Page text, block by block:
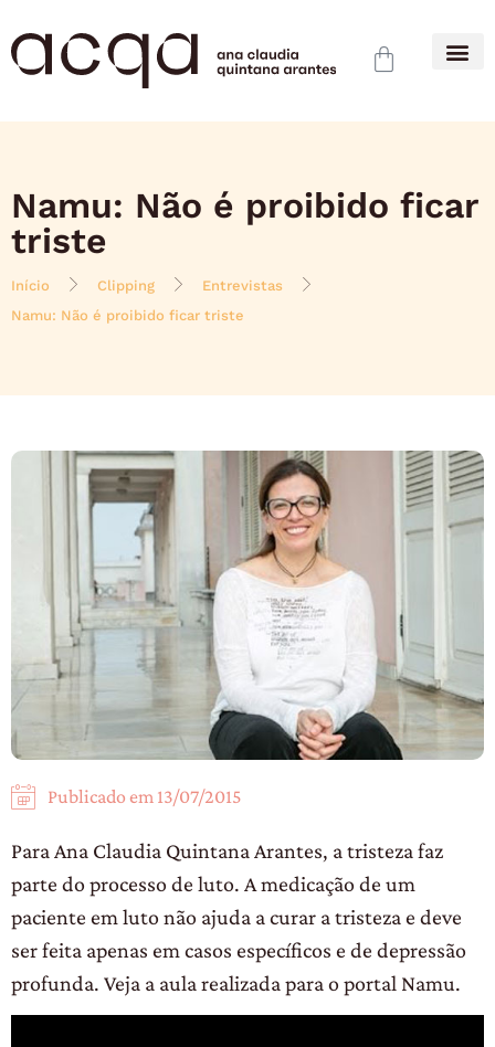
Namu: Não é proibido ficar
triste
Início Clipping
Entrevistas
Namu: Não é proibido ficar triste
Publicado em 13/07/2015
Para Ana Claudia Quintana Arantes, a tristeza faz
parte do processo de luto. A medicação de um
paciente em luto não ajuda a curar a tristeza e deve
ser feita apenas em casos específicos e de depressão
profunda. Veja a aula realizada para o portal Namu.